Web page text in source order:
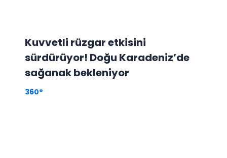
Kuvvetli rüzgar etkisini
sürdürüyor! Doğu Karadeniz’de
sağanak bekleniyor
360°